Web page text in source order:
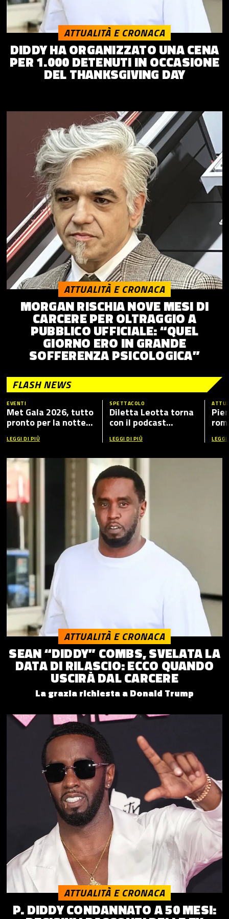
DIDDY HA ORGANIZZATO UNA CENA
PER 1.000 DETENUTI IN OCCASIONE
DEL THANKSGIVING DAY
ATTUALITÀ E CRONACA
MORGAN RISCHIA NOVE MESI DI
CARCERE PER OLTRAGGIO A
PUBBLICO UFFICIALE: “QUEL
GIORNO ERO IN GRANDE
SOFFERENZA PSICOLOGICA”
ATTUALITÀ E CRONACA
FLASH NEWS
EVENTI
Met Gala 2026, tutto
pronto per la notte
più fashion dell’anno:
tema, ospiti e dove
LEGGI DI PIÙ
SPETTACOLO
Diletta Leotta torna
con il podcast
“Mamma Dilettante
5”, ecco i nuovi ospiti
LEGGI DI PIÙ
SEAN “DIDDY” COMBS, SVELATA LA
DATA DI RILASCIO: ECCO QUANDO
USCIRÀ DAL CARCERE
La grazia richiesta a Donald Trump
ATTUALITÀ E CRONACA
P. DIDDY CONDANNATO A 50 MESI:
ATTUALITÀ E CRONACA